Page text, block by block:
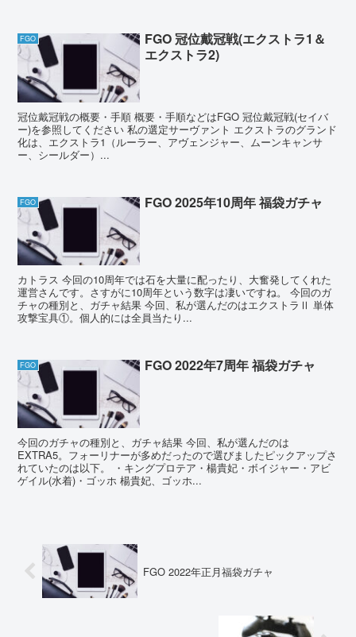
FGO
FGO 冠位戴冠戦(エクストラ1＆
エクストラ2)
冠位戴冠戦の概要・手順 概要・手順などはFGO 冠位戴冠戦(セイバ
ー)を参照してください 私の選定サーヴァント エクストラのグランド
化は、エクストラ1（ルーラー、アヴェンジャー、ムーンキャンサ
ー、シールダー）...
FGO FGO 2025年10周年 福袋ガチャ
カトラス 今回の10周年では石を大量に配ったり、大奮発してくれた
運営さんです。さすがに10周年という数字は凄いですね。 今回のガ
チャの種別と、ガチャ結果 今回、私が選んだのはエクストラⅡ 単体
攻撃宝具①。個人的には全員当たり...
FGO FGO 2022年7周年 福袋ガチャ
今回のガチャの種別と、ガチャ結果 今回、私が選んだのは
EXTRA5。フォーリナーが多めだったので選びましたピックアップさ
れていたのは以下。 ・キングプロテア・楊貴妃・ボイジャー・アビ
ゲイル(水着)・ゴッホ 楊貴妃、ゴッホ...
FGO 2022年正月福袋ガチャ